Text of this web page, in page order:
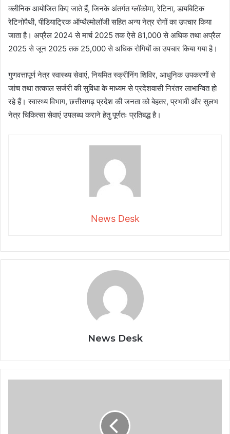
क्लीनिक आयोजित किए जाते हैं, जिनके अंतर्गत ग्लॉकोमा, रेटिना, डायबिटिक
रेटिनोपैथी, पीडियाट्रिक ऑप्थैल्मोलॉजी सहित अन्य नेत्र रोगों का उपचार किया
जाता है। अप्रैल 2024 से मार्च 2025 तक ऐसे 81,000 से अधिक तथा अप्रैल
2025 से जून 2025 तक 25,000 से अधिक रोगियों का उपचार किया गया है।
गुणवत्तापूर्ण नेत्र स्वास्थ्य सेवाएं, नियमित स्क्रीनिंग शिविर, आधुनिक उपकरणों से
जांच तथा तत्काल सर्जरी की सुविधा के माध्यम से प्रदेशवासी निरंतर लाभान्वित हो
रहे हैं। स्वास्थ्य विभाग, छत्तीसगढ़ प्रदेश की जनता को बेहतर, प्रभावी और सुलभ
नेत्र चिकित्सा सेवाएं उपलब्ध कराने हेतु पूर्णतः प्रतिबद्ध है।
News Desk
News Desk